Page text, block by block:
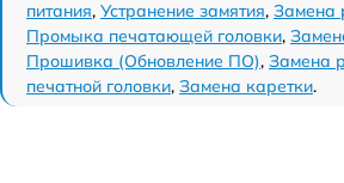
питания, Устранение замятия, Замена
Промыка печатающей головки,
Прошивка (Обновление ПО), Замена
печатной головки, Замена каретки.